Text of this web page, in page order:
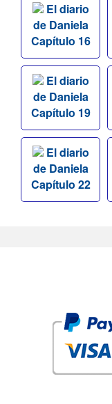
El diario
de Daniela
Capítulo 16
El diario
de Daniela
Capítulo 19
El diario
de Daniela
Capítulo 22